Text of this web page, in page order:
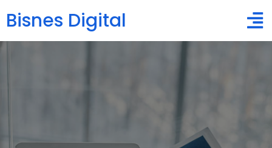
Bisnes Digital